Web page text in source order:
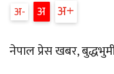
अ अ अ
नेपाल प्रेस खबर,